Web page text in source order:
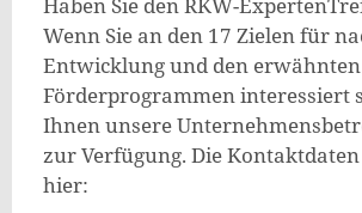
Haben Sie den RKW-
Wenn Sie an den 17 Zielen für
Entwicklung und den erwähnten
Förderprogrammen interessiert
Ihnen unsere
zur Verfügung. Die
hier: